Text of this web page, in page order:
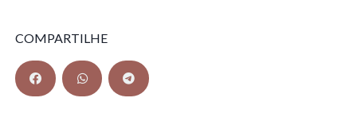
COMPARTILHE